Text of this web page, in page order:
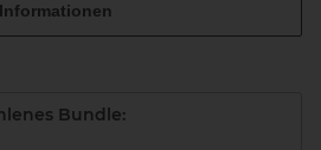
Informationen
Bundle: